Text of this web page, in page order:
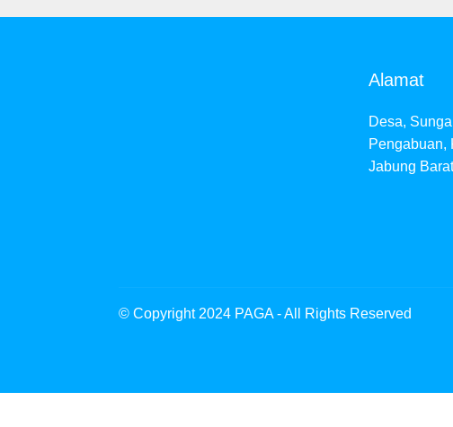
Alamat
Desa,
Pengabuan,
Jabung
© Copyright 2024 PAGA - All Rights Reserved